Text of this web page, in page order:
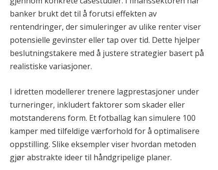
banker brukt det til å forutsi effekten av
rentendringer, der simuleringer av ulike renter viser
potensielle gevinster eller tap over tid. Dette hjelper
beslutningstakere med å justere strategier basert på
realistiske variasjoner.
I idretten modellerer trenere lagprestasjoner under
turneringer, inkludert faktorer som skader eller
motstanderens form. Et fotballag kan simulere 100
kamper med tilfeldige værforhold for å optimalisere
oppstilling. Slike eksempler viser hvordan metoden
gjør abstrakte ideer til håndgripelige planer.